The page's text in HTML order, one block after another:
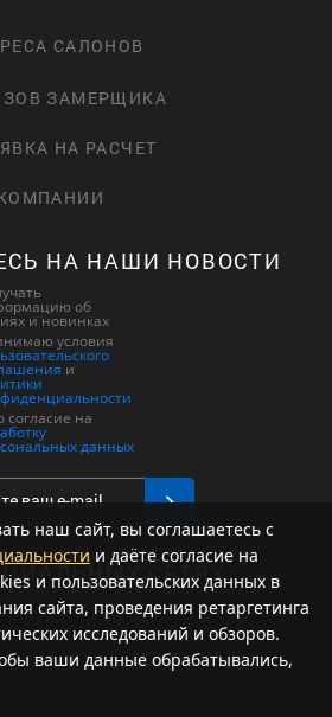
САЛОНОВ
ЗАМЕРЩИКА
НА РАСЧЕТ
НА НАШИ НОВОСТИ
об
и новинках
условия
и
согласие на
данных
СЕТЯХ:
наш сайт, вы соглашаетесь с
и даёте согласие на
и пользовательских данных в
сайта, проведения ретаргетинга
исследований и обзоров.
ваши данные обрабатывались,